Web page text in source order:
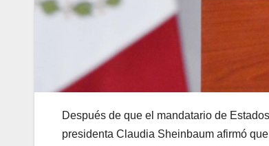
Después de que el mandatario de
presidenta Claudia Sheinbaum afirmó